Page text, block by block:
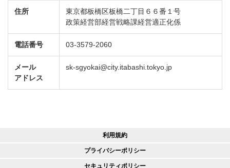
住所
東京都板橋区板橋二丁目６６番１号
政策経営部経営戦略課経営適正化係
電話番号 03-3579-2060
メール
アドレス
sk-sgyokai@city.itabashi.tokyo.jp
利用規約
プライバシーポリシー
セキュリティポリシー